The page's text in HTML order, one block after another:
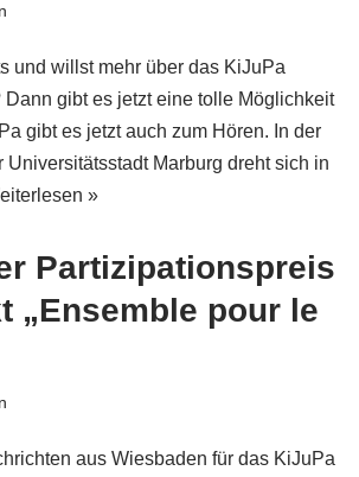
und willst mehr über das KiJuPa
Dann gibt es jetzt eine tolle Möglichkeit
gibt es jetzt auch zum Hören. In der
Universitätsstadt Marburg dreht sich in
»
Partizipationspreis
„Ensemble pour le
aus Wiesbaden für das KiJuPa